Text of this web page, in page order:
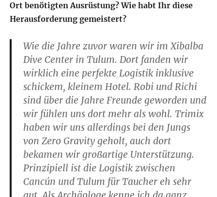
Ort benötigten Ausrüstung? Wie habt Ihr diese
Herausforderung gemeistert?
Wie die Jahre zuvor waren wir im Xibalba
Dive Center in Tulum. Dort fanden wir
wirklich eine perfekte Logistik inklusive
schickem, kleinem Hotel. Robi und Richi
sind über die Jahre Freunde geworden und
wir fühlen uns dort mehr als wohl. Trimix
haben wir uns allerdings bei den Jungs
von Zero Gravity geholt, auch dort
bekamen wir großartige Unterstützung.
Prinzipiell ist die Logistik zwischen
Cancún und Tulum für Taucher eh sehr